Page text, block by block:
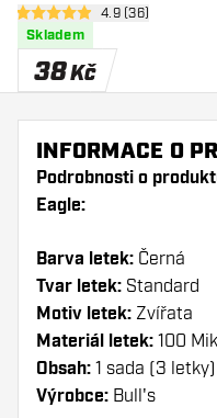
otevřít panel
4.9 hodnoticí hvězdičky
4.9 (36)
Skladem
38Kč
INFORMACE O
Podrobnosti o
Eagle:
Barva letek: Černá
Tvar letek: Standard
Motiv letek: Zvířata
Materiál letek: 100
Obsah: 1 sada (3 letky)
Výrobce: Bull's